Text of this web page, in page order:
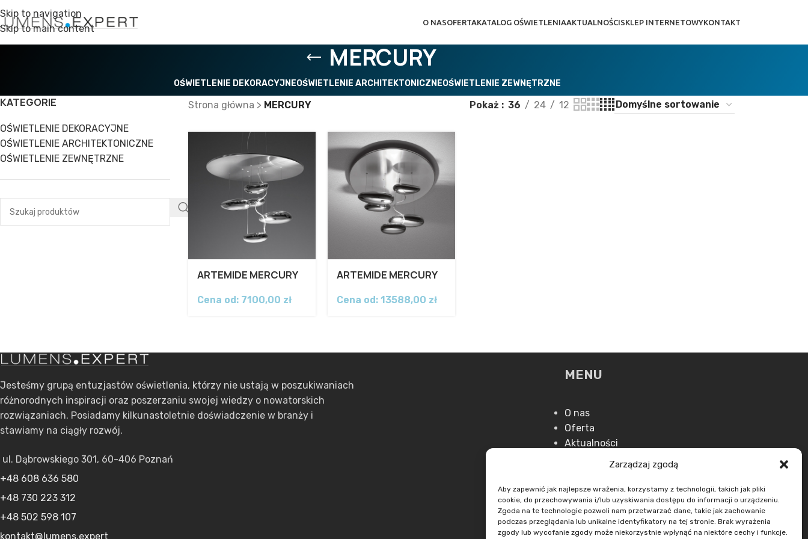
Zarządzaj zgodą
Aby zapewnić jak najlepsze wrażenia, korzystamy z technologii, takich jak pliki
cookie, do przechowywania i/lub uzyskiwania dostępu do informacji o urządzeniu.
Zgoda na te technologie pozwoli nam przetwarzać dane, takie jak zachowanie
podczas przeglądania lub unikalne identyfikatory na tej stronie. Brak wyrażenia
zgody lub wycofanie zgody może niekorzystnie wpłynąć na niektóre cechy i funkcje.
Skip to navigation
Skip to main content
O NASOFERTAKATALOG OŚWIETLENIAAKTUALNOŚCISKLEP INTERNETOWYKONTAKT
MERCURY
OŚWIETLENIE DEKORACYJNEOŚWIETLENIE ARCHITEKTONICZNEOŚWIETLENIE ZEWNĘTRZNE
KATEGORIE
OŚWIETLENIE DEKORACYJNE
OŚWIETLENIE ARCHITEKTONICZNE
OŚWIETLENIE ZEWNĘTRZNE
Strona główna > MERCURY Pokaż 36 24 12
ARTEMIDE MERCURY
Cena od: 7100,00 zł
ARTEMIDE MERCURY
Cena od:13588,00 zł
Jesteśmy grupą entuzjastów oświetlenia, którzy nie ustają w poszukiwaniach
różnorodnych inspiracji oraz poszerzaniu swojej wiedzy o nowatorskich
rozwiązaniach. Posiadamy kilkunastoletnie doświadczenie w branży i
stawiamy na ciągły rozwój.
ul. Dąbrowskiego 301, 60-406 Poznań
+48 608 636 580
+48 730 223 312
+48 502 598 107
kontakt@lumens.expert
MENU
O nas
Oferta
Aktualności